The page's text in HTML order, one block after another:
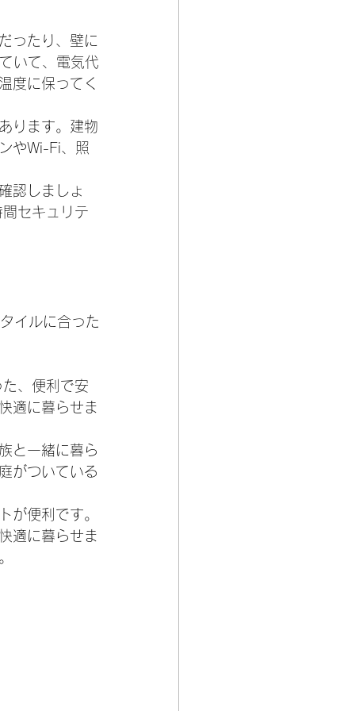
ったり、壁に
いて、電気代
度に保ってく
ります。建物
やWi-Fi、照
認しましょ
セキュリテ
イルに合った
、便利で安
適に暮らせま
と一緒に暮ら
がついている
が便利です。
適に暮らせま